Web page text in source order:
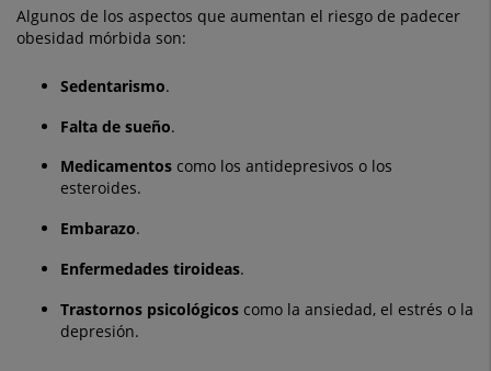
Algunos de los aspectos que aumentan el riesgo de padecer
obesidad mórbida son:
Sedentarismo.
Falta de sueño.
Medicamentos como los antidepresivos o los
esteroides.
Embarazo.
Enfermedades tiroideas.
Trastornos psicológicos como la ansiedad, el estrés o la
depresión.